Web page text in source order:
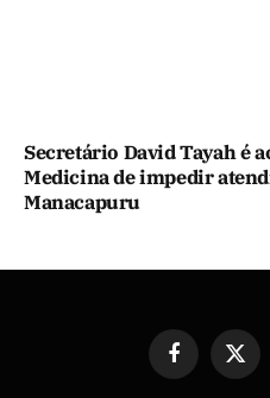
Secretário David Tayah é
Medicina de impedir
Manacapuru
Facebook
X